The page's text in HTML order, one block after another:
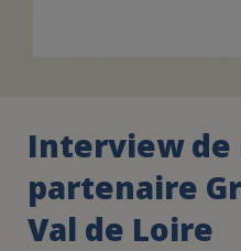
Interview de
partenaire
Val de Loire